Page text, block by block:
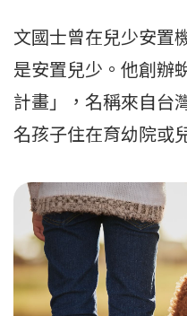
文國士曾在兒少安置
是安置兒少。他創辦
計畫」，名稱來自台
名孩子住在育幼院或